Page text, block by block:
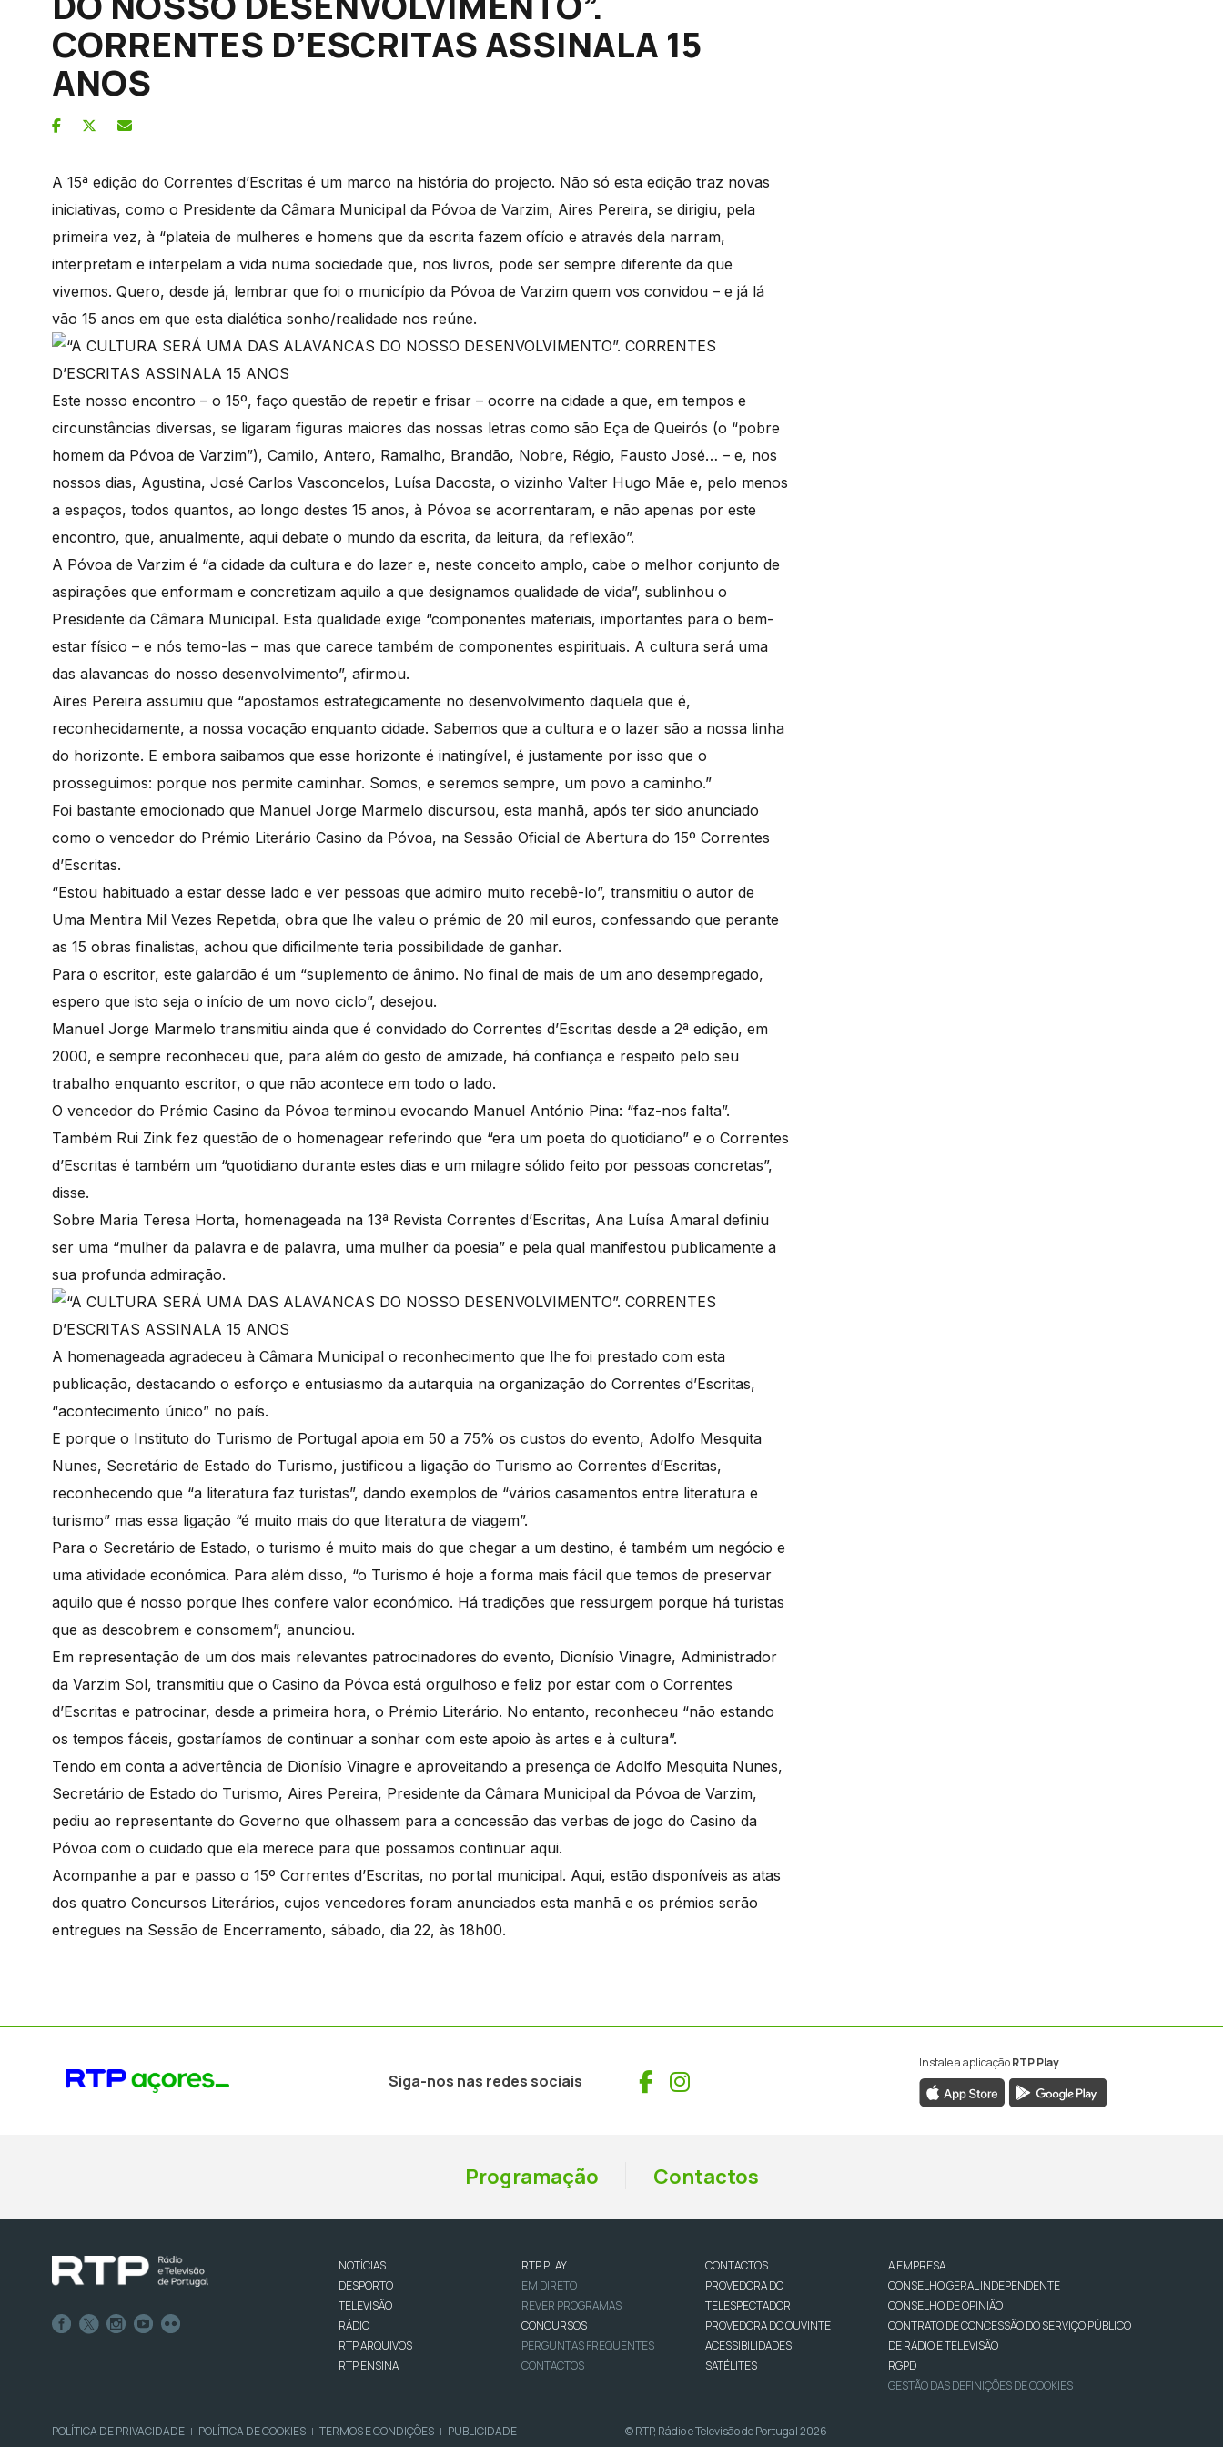
CORRENTES D’ESCRITAS ASSINALA 15
ANOS
A 15ª edição do Correntes d’Escritas é um marco na história do projecto. Não só esta edição traz novas
iniciativas, como o Presidente da Câmara Municipal da Póvoa de Varzim, Aires Pereira, se dirigiu, pela
primeira vez, à “plateia de mulheres e homens que da escrita fazem ofício e através dela narram,
interpretam e interpelam a vida numa sociedade que, nos livros, pode ser sempre diferente da que
vivemos. Quero, desde já, lembrar que foi o município da Póvoa de Varzim quem vos convidou – e já lá
vão 15 anos em que esta dialética sonho/realidade nos reúne.
Este nosso encontro – o 15º, faço questão de repetir e frisar – ocorre na cidade a que, em tempos e
circunstâncias diversas, se ligaram figuras maiores das nossas letras como são Eça de Queirós (o “pobre
homem da Póvoa de Varzim”), Camilo, Antero, Ramalho, Brandão, Nobre, Régio, Fausto José… – e, nos
nossos dias, Agustina, José Carlos Vasconcelos, Luísa Dacosta, o vizinho Valter Hugo Mãe e, pelo menos
a espaços, todos quantos, ao longo destes 15 anos, à Póvoa se acorrentaram, e não apenas por este
encontro, que, anualmente, aqui debate o mundo da escrita, da leitura, da reflexão”.
A Póvoa de Varzim é “a cidade da cultura e do lazer e, neste conceito amplo, cabe o melhor conjunto de
aspirações que enformam e concretizam aquilo a que designamos qualidade de vida”, sublinhou o
Presidente da Câmara Municipal. Esta qualidade exige “componentes materiais, importantes para o bem-
estar físico – e nós temo-las – mas que carece também de componentes espirituais. A cultura será uma
das alavancas do nosso desenvolvimento”, afirmou.
Aires Pereira assumiu que “apostamos estrategicamente no desenvolvimento daquela que é,
reconhecidamente, a nossa vocação enquanto cidade. Sabemos que a cultura e o lazer são a nossa linha
do horizonte. E embora saibamos que esse horizonte é inatingível, é justamente por isso que o
prosseguimos: porque nos permite caminhar. Somos, e seremos sempre, um povo a caminho.”
Foi bastante emocionado que Manuel Jorge Marmelo discursou, esta manhã, após ter sido anunciado
como o vencedor do Prémio Literário Casino da Póvoa, na Sessão Oficial de Abertura do 15º Correntes
d’Escritas.
“Estou habituado a estar desse lado e ver pessoas que admiro muito recebê-lo”, transmitiu o autor de
Uma Mentira Mil Vezes Repetida, obra que lhe valeu o prémio de 20 mil euros, confessando que perante
as 15 obras finalistas, achou que dificilmente teria possibilidade de ganhar.
Para o escritor, este galardão é um “suplemento de ânimo. No final de mais de um ano desempregado,
espero que isto seja o início de um novo ciclo”, desejou.
Manuel Jorge Marmelo transmitiu ainda que é convidado do Correntes d’Escritas desde a 2ª edição, em
2000, e sempre reconheceu que, para além do gesto de amizade, há confiança e respeito pelo seu
trabalho enquanto escritor, o que não acontece em todo o lado.
O vencedor do Prémio Casino da Póvoa terminou evocando Manuel António Pina: “faz-nos falta”.
Também Rui Zink fez questão de o homenagear referindo que “era um poeta do quotidiano” e o Correntes
d’Escritas é também um “quotidiano durante estes dias e um milagre sólido feito por pessoas concretas”,
disse.
Sobre Maria Teresa Horta, homenageada na 13ª Revista Correntes d’Escritas, Ana Luísa Amaral definiu
ser uma “mulher da palavra e de palavra, uma mulher da poesia” e pela qual manifestou publicamente a
sua profunda admiração.
A homenageada agradeceu à Câmara Municipal o reconhecimento que lhe foi prestado com esta
publicação, destacando o esforço e entusiasmo da autarquia na organização do Correntes d’Escritas,
“acontecimento único” no país.
E porque o Instituto do Turismo de Portugal apoia em 50 a 75% os custos do evento, Adolfo Mesquita
Nunes, Secretário de Estado do Turismo, justificou a ligação do Turismo ao Correntes d’Escritas,
reconhecendo que “a literatura faz turistas”, dando exemplos de “vários casamentos entre literatura e
turismo” mas essa ligação “é muito mais do que literatura de viagem”.
Para o Secretário de Estado, o turismo é muito mais do que chegar a um destino, é também um negócio e
uma atividade económica. Para além disso, “o Turismo é hoje a forma mais fácil que temos de preservar
aquilo que é nosso porque lhes confere valor económico. Há tradições que ressurgem porque há turistas
que as descobrem e consomem”, anunciou.
Em representação de um dos mais relevantes patrocinadores do evento, Dionísio Vinagre, Administrador
da Varzim Sol, transmitiu que o Casino da Póvoa está orgulhoso e feliz por estar com o Correntes
d’Escritas e patrocinar, desde a primeira hora, o Prémio Literário. No entanto, reconheceu “não estando
os tempos fáceis, gostaríamos de continuar a sonhar com este apoio às artes e à cultura”.
Tendo em conta a advertência de Dionísio Vinagre e aproveitando a presença de Adolfo Mesquita Nunes,
Secretário de Estado do Turismo, Aires Pereira, Presidente da Câmara Municipal da Póvoa de Varzim,
pediu ao representante do Governo que olhassem para a concessão das verbas de jogo do Casino da
Póvoa com o cuidado que ela merece para que possamos continuar aqui.
Acompanhe a par e passo o 15º Correntes d’Escritas, no portal municipal. Aqui, estão disponíveis as atas
dos quatro Concursos Literários, cujos vencedores foram anunciados esta manhã e os prémios serão
entregues na Sessão de Encerramento, sábado, dia 22, às 18h00.
Siga-nos nas redes sociais Facebook
Instagram
Instale a aplicaçãoRTP Play
Programação Contactos
NOTÍCIAS
DESPORTO
TELEVISÃO
RÁDIO
RTP ARQUIVOS
RTP ENSINA
RTP PLAY
EM DIRETO
REVER PROGRAMAS
CONCURSOS
PERGUNTAS FREQUENTES
CONTACTOS
CONTACTOS
PROVEDORA DO
TELESPECTADOR
PROVEDORA DO OUVINTE
ACESSIBILIDADES
SATÉLITES
A EMPRESA
CONSELHO GERAL INDEPENDENTE
CONSELHO DE OPINIÃO
CONTRATO DE CONCESSÃO DO SERVIÇO PÚBLICO
DE RÁDIO E TELEVISÃO
RGPD
GESTÃO DAS DEFINIÇÕES DE COOKIES
POLÍTICA DE PRIVACIDADE | POLÍTICA DE COOKIES | TERMOS E CONDIÇÕES | PUBLICIDADE © RTP, Rádio e Televisão de Portugal 2026